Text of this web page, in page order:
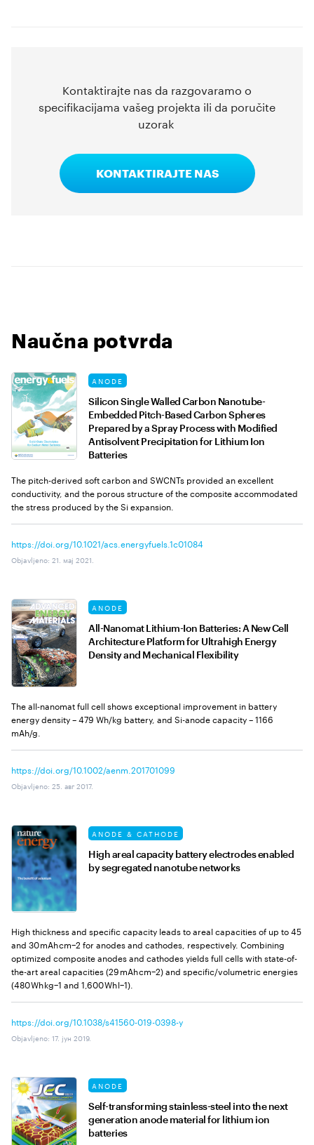
Kontaktirajte nas da razgovaramo o
specifikacijama vašeg projekta ili da poručite
uzorak
KONTAKTIRAJTE NAS
Naučna potvrda
ANODE
Silicon Single Walled Carbon Nanotube-
Embedded Pitch-Based Carbon Spheres
Prepared by a Spray Process with Modified
Antisolvent Precipitation for Lithium Ion
Batteries
The pitch-derived soft carbon and SWCNTs provided an excellent
conductivity, and the porous structure of the composite accommodated
the stress produced by the Si expansion.
https://doi.org/10.1021/acs.energyfuels.1c01084
Objavljeno: 21. мај 2021.
ANODE
All-Nanomat Lithium-Ion Batteries: A New Cell
Architecture Platform for Ultrahigh Energy
Density and Mechanical Flexibility
The all‐nanomat full cell shows exceptional improvement in battery
energy density – 479 Wh/kg battery, and Si-anode capacity – 1166
mAh/g.
https://doi.org/10.1002/aenm.201701099
Objavljeno: 25. авг 2017.
ANODE & CATHODE
High areal capacity battery electrodes enabled
by segregated nanotube networks
High thickness and specific capacity leads to areal capacities of up to 45
and 30 mAh cm−2 for anodes and cathodes, respectively. Combining
optimized composite anodes and cathodes yields full cells with state-of-
the-art areal capacities (29 mAh cm−2) and specific/volumetric energies
(480 Wh kg−1 and 1,600 Wh l−1).
https://doi.org/10.1038/s41560-019-0398-y
Objavljeno: 17. јун 2019.
ANODE
Self-transforming stainless-steel into the next
generation anode material for lithium ion
batteries